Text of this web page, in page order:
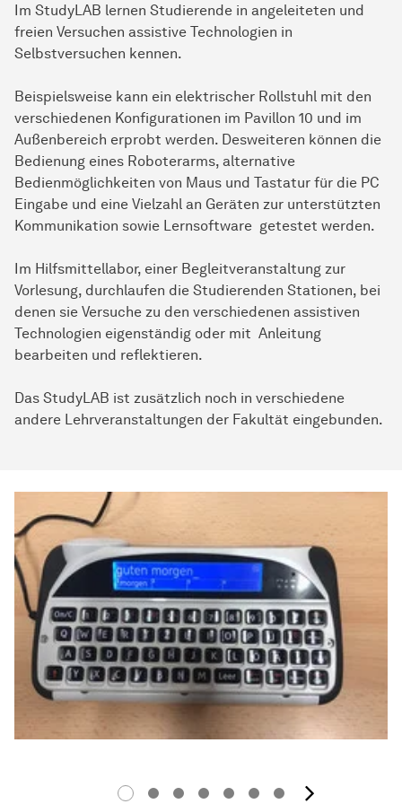
Im StudyLAB lernen Studierende in angeleiteten und
freien Versuchen assistive Technologien in
Selbstversuchen kennen.
Beispielsweise kann ein elektrischer Rollstuhl mit den
verschiedenen Konfigurationen im Pavillon 10 und im
Außenbereich erprobt werden. Desweiteren können die
Bedienung eines Roboterarms, alternative
Bedienmöglichkeiten von Maus und Tastatur für die PC
Eingabe und eine Vielzahl an Geräten zur unterstützten
Kommunikation sowie Lernsoftware getestet werden.
Im Hilfsmittellabor, einer Begleitveranstaltung zur
Vorlesung, durchlaufen die Studierenden Stationen, bei
denen sie Versuche zu den verschiedenen assistiven
Technologien eigenständig oder mit Anleitung
bearbeiten und reflektieren.
Das StudyLAB ist zusätzlich noch in verschiedene
andere Lehrveranstaltungen der Fakultät eingebunden.